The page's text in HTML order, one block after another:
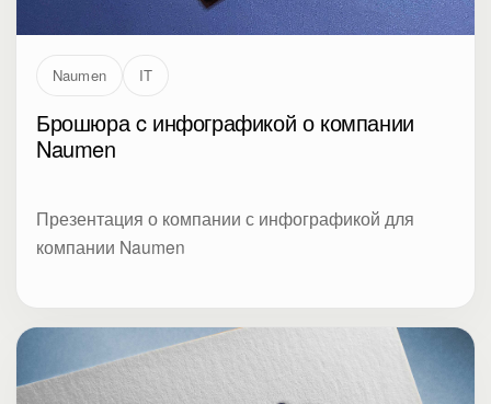
Naumen IT
Брошюра c инфографикой о компании
Naumen
Презентация о компании с инфографикой для
компании Naumen